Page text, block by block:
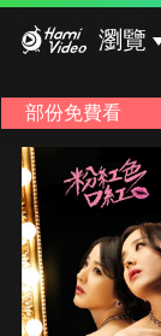
瀏覽
部份免費看